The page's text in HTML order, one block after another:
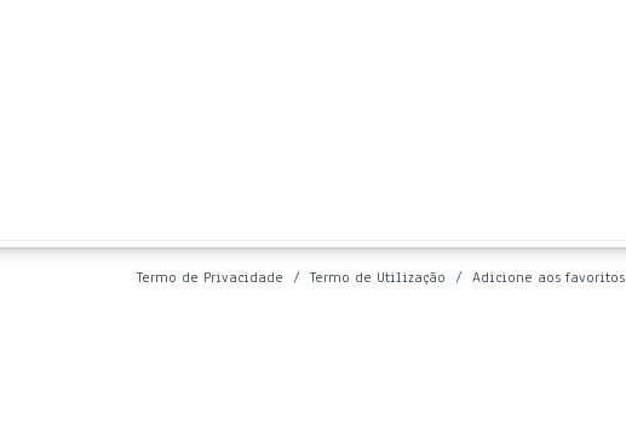
Termo de Privacidade / Termo de Utilização / Adicione aos favoritos